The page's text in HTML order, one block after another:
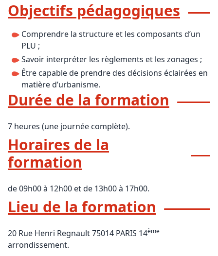
Objectifs pédagogiques
Comprendre la structure et les composants d’un
PLU ;
Savoir interpréter les règlements et les zonages ;
Être capable de prendre des décisions éclairées en
matière d’urbanisme.
Durée de la formation
7 heures (une journée complète).
Horaires de la
formation
de 09h00 à 12h00 et de 13h00 à 17h00.
Lieu de la formation
20 Rue Henri Regnault 75014 PARIS 14ème
arrondissement.